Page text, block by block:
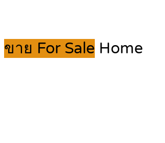
ขาย For Sale Home